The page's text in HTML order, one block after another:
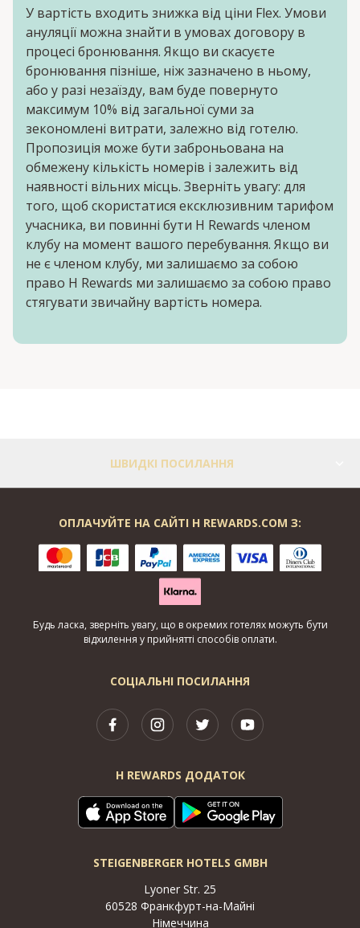
У вартість входить знижка від ціни Flex. Умови
ануляції можна знайти в умовах договору в
процесі бронювання. Якщо ви скасуєте
бронювання пізніше, ніж зазначено в ньому,
або у разі незаїзду, вам буде повернуто
максимум 10% від загальної суми за
зекономлені витрати, залежно від готелю.
Пропозиція може бути заброньована на
обмежену кількість номерів і залежить від
наявності вільних місць. Зверніть увагу: для
того, щоб скористатися ексклюзивним тарифом
учасника, ви повинні бути H Rewards членом
клубу на момент вашого перебування. Якщо ви
не є членом клубу, ми залишаємо за собою
право H Rewards ми залишаємо за собою право
стягувати звичайну вартість номера.
ШВИДКІ ПОСИЛАННЯ
СОЦІАЛЬНІ ПОСИЛАННЯ
H REWARDS ДОДАТОК
STEIGENBERGER HOTELS GMBH
Lyoner Str. 25
60528 Франкфурт-на-Майні
Німеччина
ОПЛАЧУЙТЕ НА САЙТІ H REWARDS.COM З:
Будь ласка, зверніть увагу, що в окремих готелях можуть бути
відхилення у прийнятті способів оплати.